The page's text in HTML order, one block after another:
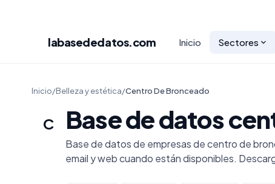
labasededatos.com Inicio Sectores
Inicio/Belleza y estética/Centro De Bronceado
C Base de datos
Base de datos de empresas de centro de
email y web cuando están disponibles.